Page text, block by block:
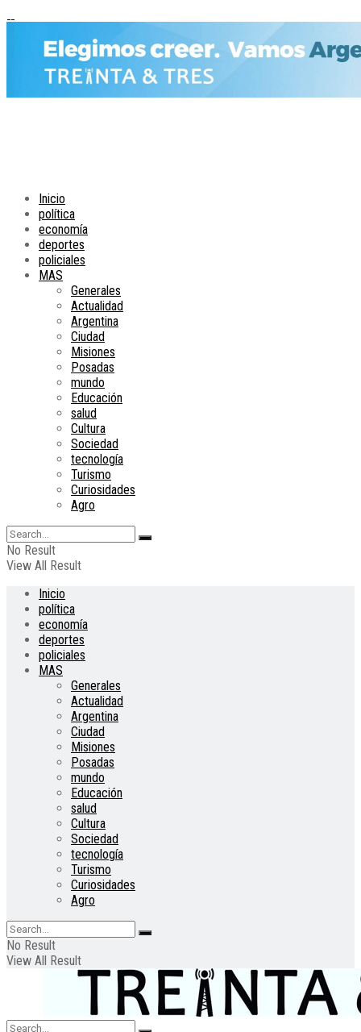
Inicio
política
economía
deportes
policiales
MAS
Generales
Actualidad
Argentina
Ciudad
Misiones
Posadas
mundo
Educación
salud
Cultura
Sociedad
tecnología
Turismo
Curiosidades
Agro
No Result
View All Result
Inicio
política
economía
deportes
policiales
MAS
Generales
Actualidad
Argentina
Ciudad
Misiones
Posadas
mundo
Educación
salud
Cultura
Sociedad
tecnología
Turismo
Curiosidades
Agro
No Result
View All Result